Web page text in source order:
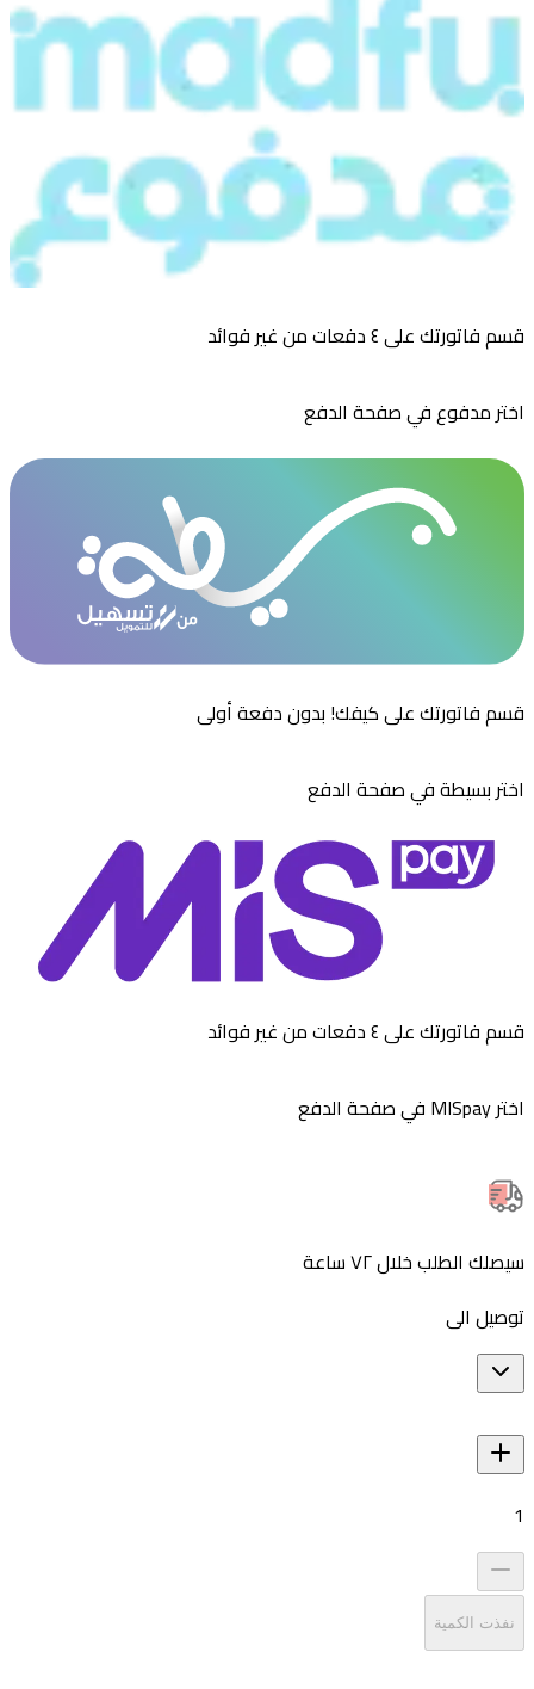
قسم فاتورتك على ٤ دفعات من غير فوائد
اختر مدفوع في صفحة الدفع
قسم فاتورتك على كيفك! بدون دفعة أولى
اختر بسيطة في صفحة الدفع
قسم فاتورتك على ٤ دفعات من غير فوائد
اختر MISpay في صفحة الدفع
سيصلك الطلب خلال ٧٢ ساعة
توصيل الى
1
نفذت الكمية